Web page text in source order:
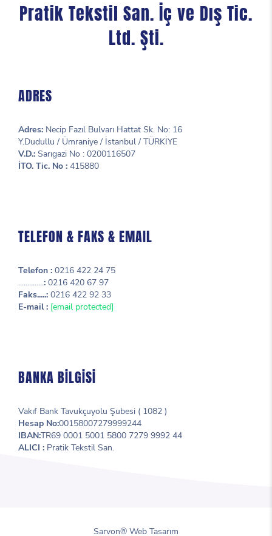
Pratik Tekstil San. İç ve Dış Tic.
Ltd. Şti.
ADRES
Adres: Necip Fazıl Bulvarı Hattat Sk. No: 16
Y.Dudullu / Ümraniye / İstanbul / TÜRKİYE
V.D.: Sarıgazi No : 0200116507
İTO. Tic. No : 415880
TELEFON & FAKS & EMAIL
Telefon : 0216 422 24 75
..............: 0216 420 67 97
Faks.....: 0216 422 92 33
E-mail : [email protected]
BANKA BİLGİSİ
Vakıf Bank Tavukçuyolu Şubesi ( 1082 )
Hesap No:00158007279999244
IBAN:TR69 0001 5001 5800 7279 9992 44
ALICI : Pratik Tekstil San.
Sarvon® Web Tasarım